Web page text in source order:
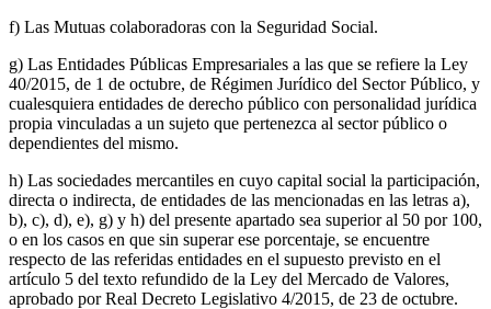
f) Las Mutuas colaboradoras con la Seguridad Social.
g) Las Entidades Públicas Empresariales a las que se refiere la Ley
40/2015, de 1 de octubre, de Régimen Jurídico del Sector Público, y
cualesquiera entidades de derecho público con personalidad jurídica
propia vinculadas a un sujeto que pertenezca al sector público o
dependientes del mismo.
h) Las sociedades mercantiles en cuyo capital social la participación,
directa o indirecta, de entidades de las mencionadas en las letras a),
b), c), d), e), g) y h) del presente apartado sea superior al 50 por 100,
o en los casos en que sin superar ese porcentaje, se encuentre
respecto de las referidas entidades en el supuesto previsto en el
artículo 5 del texto refundido de la Ley del Mercado de Valores,
aprobado por Real Decreto Legislativo 4/2015, de 23 de octubre.